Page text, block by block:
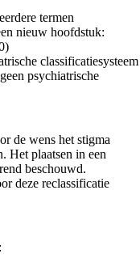
termen
nieuw hoofdstuk:
classificatiesysteem
psychiatrische
de wens het stigma
Het plaatsen in een
beschouwd.
deze reclassificatie